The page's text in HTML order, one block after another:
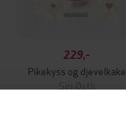
229,-
Pikekyss og djevelkake
Siri Østli